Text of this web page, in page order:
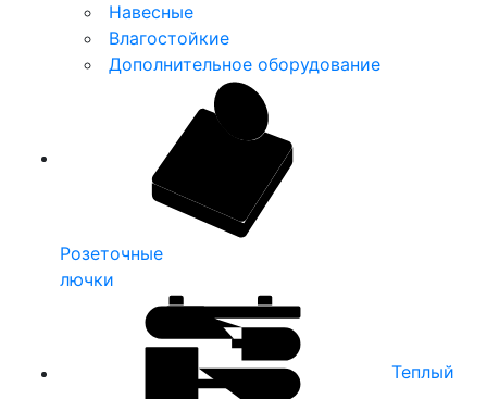
Навесные
Влагостойкие
Дополнительное оборудование
Розеточные
лючки
Теплый